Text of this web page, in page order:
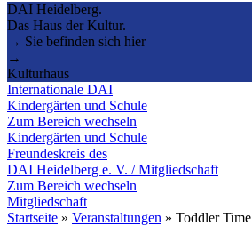
DAI Heidelberg.
Das Haus der Kultur.
→ Sie befinden sich hier
→
Kulturhaus
Internationale DAI
Kindergärten und Schule
Zum Bereich wechseln
Kindergärten und Schule
Freundeskreis des
DAI Heidelberg e. V. / Mitgliedschaft
Zum Bereich wechseln
Mitgliedschaft
Startseite » Veranstaltungen » Toddler Time